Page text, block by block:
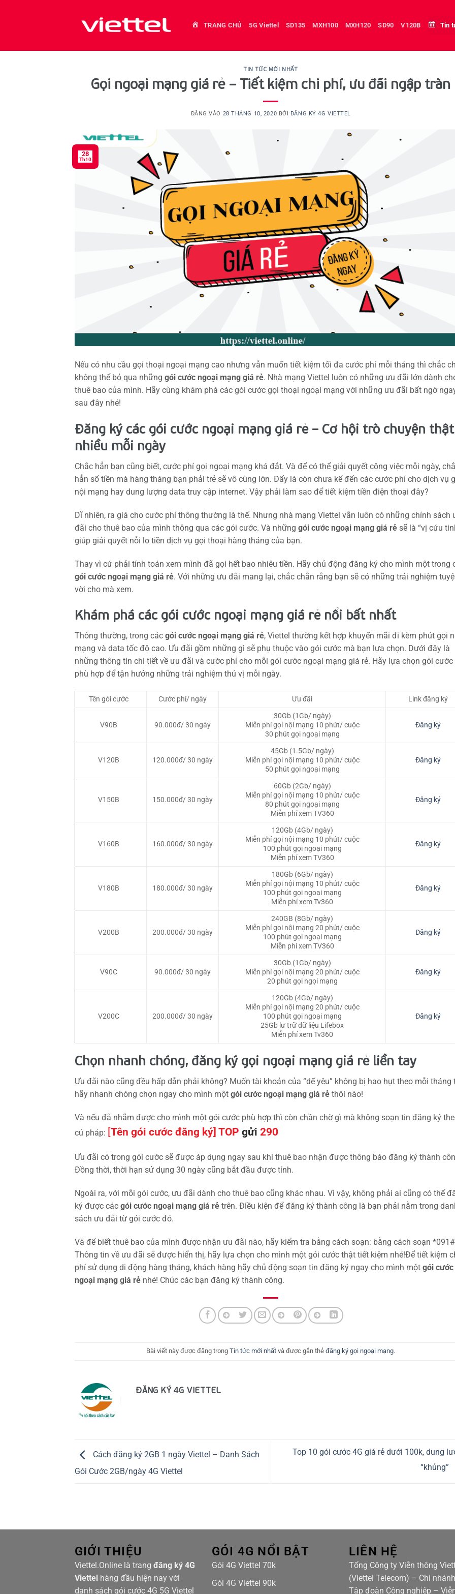
TRANG CHỦ 5G Viettel SD135 MXH100 MXH120 SD90 V120B Tin
TIN TỨC MỚI NHẤT
Gọi ngoại mạng giá rẻ – Tiết kiệm chi phí, ưu đãi ngập tràn
ĐĂNG VÀO 28 THÁNG 10, 2020 BỞI ĐĂNG KÝ 4G VIETTEL
28
Th10
Nếu có nhu cầu gọi thoại ngoại mạng cao nhưng vẫn muốn tiết kiệm tối đa cước phí mỗi tháng thì chắc
không thể bỏ qua những gói cước ngoại mạng giá rẻ. Nhà mạng Viettel luôn có những ưu đãi lớn dành
thuê bao của mình. Hãy cùng khám phá các gói cước gọi thoại ngoại mạng với những ưu đãi bất ngờ
sau đây nhé!
Đăng ký các gói cước ngoại mạng giá rẻ – Cơ hội trò chuyện thật
nhiều mỗi ngày
Chắc hẳn bạn cũng biết, cước phí gọi ngoại mạng khá đắt. Và để có thể giải quyết công việc mỗi ngày,
hẳn số tiền mà hàng tháng bạn phải trẻ sẽ vô cùng lớn. Đấy là còn chưa kể đến các cước phí cho dịch vụ
nội mạng hay dung lượng data truy cập internet. Vậy phải làm sao để tiết kiệm tiền điện thoại đây?
Dĩ nhiên, ra giá cho cước phí thông thường là thế. Nhưng nhà mạng Viettel vẫn luôn có những chính sách
đãi cho thuê bao của mình thông qua các gói cước. Và những gói cước ngoại mạng giá rẻ sẽ là “vị cứu
giúp giải quyết nỗi lo tiền dịch vụ gọi thoại hàng tháng của bạn.
Thay vì cứ phải tính toán xem mình đã gọi hết bao nhiêu tiền. Hãy chủ động đăng ký cho mình một trong
gói cước ngoại mạng giá rẻ. Với những ưu đãi mang lại, chắc chắn rằng bạn sẽ có những trải nghiệm
vời cho mà xem.
Khám phá các gói cước ngoại mạng giá rẻ nổi bất nhất
Thông thường, trong các gói cước ngoại mạng giá rẻ, Viettel thường kết hợp khuyến mãi đi kèm phút gọi
mạng và data tốc độ cao. Ưu đãi gồm những gì sẽ phụ thuộc vào gói cước mà bạn lựa chọn. Dưới đây là
những thông tin chi tiết về ưu đãi và cước phí cho mỗi gói cước ngoại mạng giá rẻ. Hãy lựa chọn gói cước
phù hợp để tận hưởng những trải nghiệm thú vị mỗi ngày.
Tên gói cước Cước phí/ ngày Ưu đãi Link đăng ký
V90B 90.000đ/ 30 ngày
30Gb (1Gb/ ngày)
Miễn phí gọi nội mạng 10 phút/ cuộc
30 phút gọi ngoại mạng
Đăng ký
V120B 120.000đ/ 30 ngày
45Gb (1.5Gb/ ngày)
Miễn phí gọi nội mạng 10 phút/ cuộc
50 phút gọi ngoại mạng
Đăng ký
V150B 150.000đ/ 30 ngày
60Gb (2Gb/ ngày)
Miễn phí gọi nội mạng 10 phút/ cuộc
80 phút gọi ngoại mạng
Miễn phí xem TV360
Đăng ký
V160B 160.000đ/ 30 ngày
120Gb (4Gb/ ngày)
Miễn phí gọi nội mạng 10 phút/ cuộc
100 phút gọi ngoại mạng
Miễn phí xem TV360
Đăng ký
V180B 180.000đ/ 30 ngày
180Gb (6Gb/ ngày)
Miễn phí gọi nội mạng 10 phút/ cuộc
100 phút gọi ngoại mạng
Miễn phí xem Tv360
Đăng ký
V200B 200.000đ/ 30 ngày
240GB (8Gb/ ngày)
Miễn phí gọi nội mạng 20 phút/ cuộc
100 phút gọi ngoại mạng
Miễn phí xem TV360
Đăng ký
V90C 90.000đ/ 30 ngày
30Gb (1Gb/ ngày)
Miễn phí gọi nội mạng 20 phút/ cuộc
20 phút gọi ngọi mạng
Đăng ký
V200C 200.000đ/ 30 ngày
120Gb (4Gb/ ngày)
Miễn phí gọi nội mạng 20 phút/ cuộc
100 phút gọi ngoại mạng
25Gb lư trữ dữ liệu Lifebox
Miễn phí xem Tv360
Đăng ký
Chọn nhanh chóng, đăng ký gọi ngoại mạng giá rẻ liền tay
Ưu đãi nào cũng đều hấp dẫn phải không? Muốn tài khoản của “dế yêu” không bị hao hụt theo mỗi tháng
hãy nhanh chóng chọn ngay cho mình một gói cước ngoại mạng giá rẻ thôi nào!
Và nếu đã nhắm được cho mình một gói cước phù hợp thì còn chần chờ gì mà không soạn tin đăng ký
cú pháp: [Tên gói cước đăng ký] TOP gửi 290
Ưu đãi có trong gói cước sẽ được áp dụng ngay sau khi thuê bao nhận được thông báo đăng ký thành
Đồng thời, thời hạn sử dụng 30 ngày cũng bắt đầu được tính.
Ngoài ra, với mỗi gói cước, ưu đãi dành cho thuê bao cũng khác nhau. Vì vậy, không phải ai cũng có thể
ký được các gói cước ngoại mạng giá rẻ trên. Điều kiện để đăng ký thành công là bạn phải nằm trong
sách ưu đãi từ gói cước đó.
Và để biết thuê bao của mình được nhận ưu đãi nào, hãy kiểm tra bằng cách soạn: bằng cách soạn
Thông tin về ưu đãi sẽ được hiển thị, hãy lựa chọn cho mình một gói cước thật tiết kiệm nhé!Để tiết kiệm
phí sử dụng di động hàng tháng, khách hàng hãy chủ động soạn tin đăng ký ngay cho mình một gói cước
ngoại mạng giá rẻ nhé! Chúc các bạn đăng ký thành công.
Bài viết này được đăng trongTin tức mới nhất và được gắn thẻđăng ký gọi ngoại mạng.
ĐĂNG KÝ 4G VIETTEL
Cách đăng ký 2GB 1 ngày Viettel – Danh Sách
Gói Cước 2GB/ngày 4G Viettel
Top 10 gói cước 4G giá rẻ dưới 100k, dung
“khủng”
GIỚI THIỆU
Viettel.Online là trang đăng ký 4G
Viettel hàng đầu hiện nay với
danh sách gói cước 4G 5G Viettel
GÓI 4G NỔI BẬT
Gói 4G Viettel 70k
Gói 4G Viettel 90k
LIÊN HỆ
Tổng Công ty Viễn thông
(Viettel Telecom) – Chi nhánh
Tập đoàn Công nghiệp –